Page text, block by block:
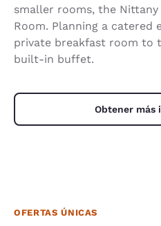
smaller rooms, the Nittany
Room. Planning a catered
private breakfast room to
built-in buffet.
Obtener más
OFERTAS ÚNICAS